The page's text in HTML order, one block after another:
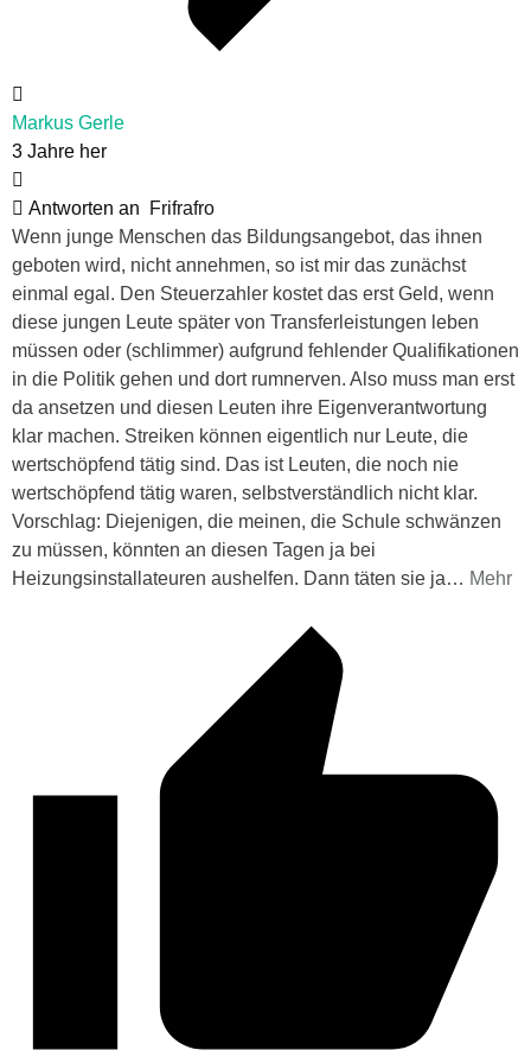
Markus Gerle
3 Jahre her
Antworten an
Frifrafro
Wenn junge Menschen das Bildungsangebot, das ihnen
geboten wird, nicht annehmen, so ist mir das zunächst
einmal egal. Den Steuerzahler kostet das erst Geld, wenn
diese jungen Leute später von Transferleistungen leben
müssen oder (schlimmer) aufgrund fehlender Qualifikationen
in die Politik gehen und dort rumnerven. Also muss man erst
da ansetzen und diesen Leuten ihre Eigenverantwortung
klar machen. Streiken können eigentlich nur Leute, die
wertschöpfend tätig sind. Das ist Leuten, die noch nie
wertschöpfend tätig waren, selbstverständlich nicht klar.
Vorschlag: Diejenigen, die meinen, die Schule schwänzen
zu müssen, könnten an diesen Tagen ja bei
Heizungsinstallateuren aushelfen. Dann täten sie ja… Mehr